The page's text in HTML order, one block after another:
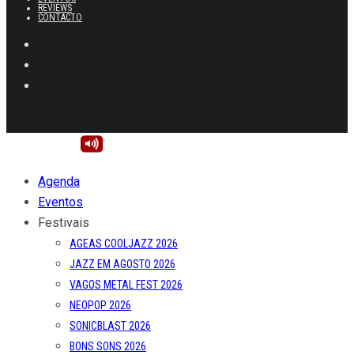
REVIEWS
CONTACTO
Agenda
Eventos
Festivais
AGEAS COOLJAZZ 2026
JAZZ EM AGOSTO 2026
VAGOS METAL FEST 2026
NEOPOP 2026
SONICBLAST 2026
BONS SONS 2026